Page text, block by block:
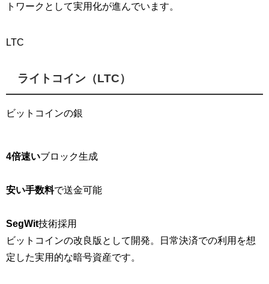
トワークとして実用化が進んでいます。
LTC
ライトコイン（LTC）
ビットコインの銀
4倍速いブロック生成
安い手数料で送金可能
SegWit技術採用
ビットコインの改良版として開発。日常決済での利用を想
定した実用的な暗号資産です。